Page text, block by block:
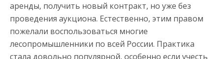
аренды, получить новый контракт, но уже без
проведения аукциона. Естественно, этим правом
пожелали воспользоваться многие
лесопромышленники по всей России. Практика
стала довольно популярной, особенно если учесть